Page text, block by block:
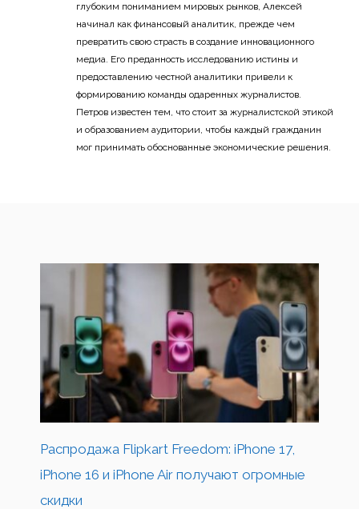
глубоким пониманием мировых рынков, Алексей
начинал как финансовый аналитик, прежде чем
превратить свою страсть в создание инновационного
медиа. Его преданность исследованию истины и
предоставлению честной аналитики привели к
формированию команды одаренных журналистов.
Петров известен тем, что стоит за журналистской этикой
и образованием аудитории, чтобы каждый гражданин
мог принимать обоснованные экономические решения.
Распродажа Flipkart Freedom: iPhone 17,
iPhone 16 и iPhone Air получают огромные
скидки